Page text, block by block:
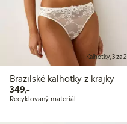
Kalhotky, 3 za 2
Brazilské kalhotky z krajky
349,-349,00 Kč
Recyklovaný materiál